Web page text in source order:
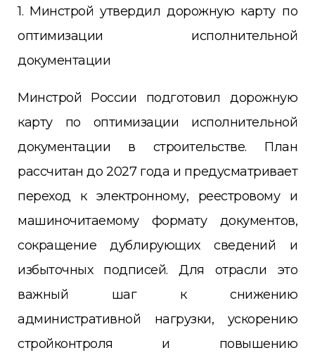
1. Минстрой утвердил дорожную карту по
оптимизации исполнительной
документации
Минстрой России подготовил дорожную
карту по оптимизации исполнительной
документации в строительстве. План
рассчитан до 2027 года и предусматривает
переход к электронному, реестровому и
машиночитаемому формату документов,
сокращение дублирующих сведений и
избыточных подписей. Для отрасли это
важный шаг к снижению
административной нагрузки, ускорению
стройконтроля и повышению